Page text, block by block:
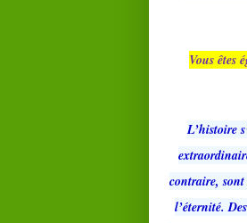
Vous êtes
L’histoire
contraire, sont
l’éternité.